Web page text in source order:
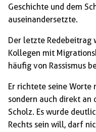
Geschichte und dem
auseinandersetzte.
Der letzte Redebeitrag
Kollegen mit
häufig von Rassismus
Er richtete seine Worte
sondern auch direkt an
Scholz. Es wurde
Rechts sein will, darf